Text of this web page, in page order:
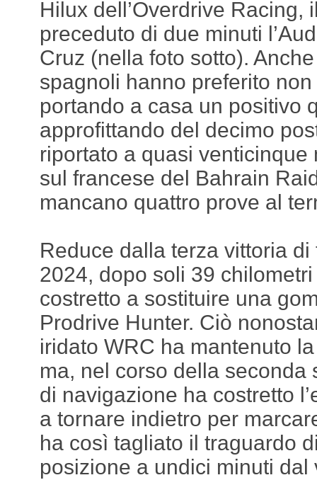
Hilux dell’Overdrive Racing,
preceduto di due minuti
Cruz (nella foto sotto).
spagnoli hanno preferito
portando a casa un positivo
approfittando del decimo
riportato a quasi venticinque
sul francese del Bahrain
mancano quattro prove al
Reduce dalla terza vittoria
2024, dopo soli 39
costretto a sostituire una
Prodrive Hunter. Ciò
iridato WRC ha mantenuto
ma, nel corso della seconda
di navigazione ha costretto
a tornare indietro per
ha così tagliato il traguardo
posizione a undici minuti dal